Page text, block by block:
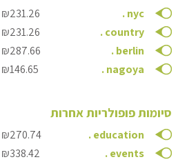
.nyc
₪231.26
.country
₪231.26
.berlin
₪287.66
.nagoya
₪146.65
סיומות פופולריות אחרות
.education
₪270.74
.events
₪338.42